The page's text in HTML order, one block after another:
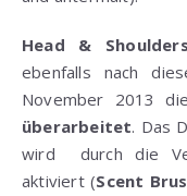
Head & Shoulders
ebenfalls nach
November 2013
überarbeitet. Das
wird durch die
aktiviert (Scent